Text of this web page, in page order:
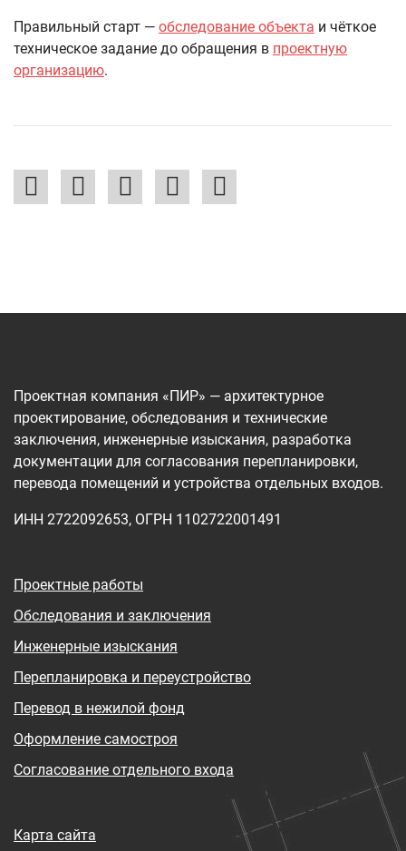
Правильный старт — обследование объекта и чёткое
техническое задание до обращения в проектную
организацию.
Проектная компания «ПИР» — архитектурное
проектирование, обследования и технические
заключения, инженерные изыскания, разработка
документации для согласования перепланировки,
перевода помещений и устройства отдельных входов.
ИНН 2722092653, ОГРН 1102722001491
Проектные работы
Обследования и заключения
Инженерные изыскания
Перепланировка и переустройство
Перевод в нежилой фонд
Оформление самостроя
Согласование отдельного входа
Карта сайта